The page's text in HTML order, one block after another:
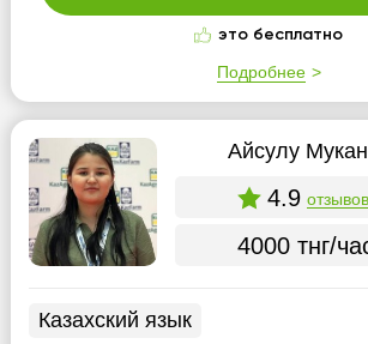
это бесплатно
Подробнее
Айсулу
4.9
4000 тнг/
Казахский язык